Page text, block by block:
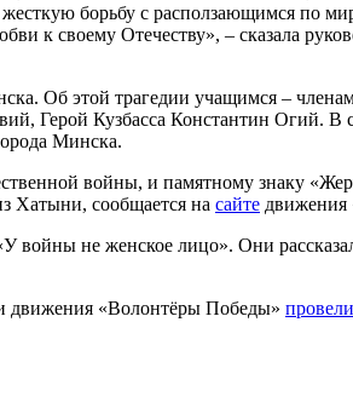
борьбу с расползающимся по
к своему Отечеству», – сказала
Об этой трагедии учащимся –
Герой Кузбасса Константин Огий. В
Минска.
войны, и памятному знаку
Хатыни, сообщается на сайте движения
войны не женское лицо». Они
движения «Волонтёры Победы» провели